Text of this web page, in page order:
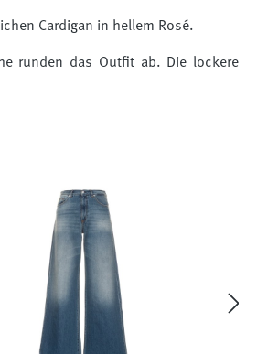
Cardigan in hellem Rosé.
runden das Outfit ab. Die lockere